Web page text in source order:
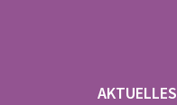
AKTUELLES